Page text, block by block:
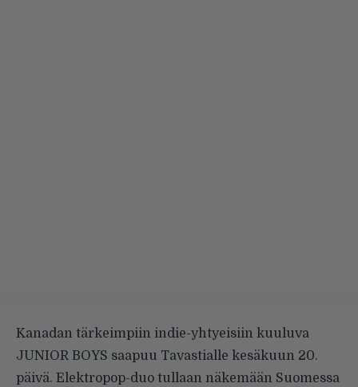
Kanadan tärkeimpiin indie-yhtyeisiin kuuluva
JUNIOR BOYS saapuu Tavastialle kesäkuun 20.
päivä. Elektropop-duo tullaan näkemään Suomessa